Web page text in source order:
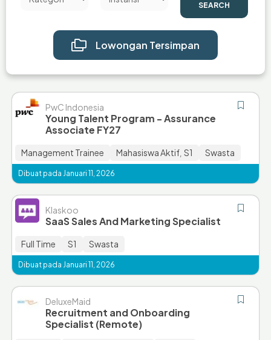
SEARCH
Lowongan Tersimpan
PwC Indonesia
Young Talent Program - Assurance
Associate FY27
Management Trainee Mahasiswa Aktif S1 Swasta
Dibuat pada Januari 11, 2026
Klaskoo
SaaS Sales And Marketing Specialist
Full Time S1 Swasta
Dibuat pada Januari 11, 2026
DeluxeMaid
Recruitment and Onboarding
Specialist (Remote)